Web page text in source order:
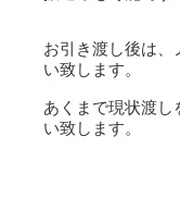
お引き渡し後は
い致します。
あくまで現状渡
い致します。